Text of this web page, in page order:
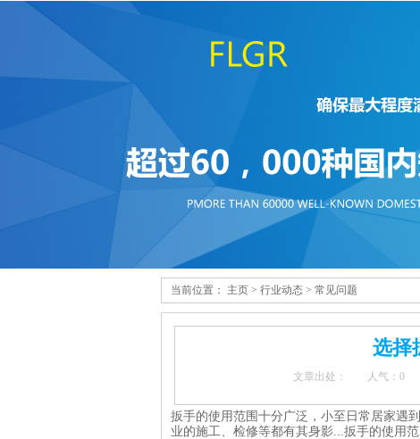
当前位置： 主页> 行业动态> 常见问题
选择
文章出处： 人气： 0
扳手的使用范围十分广泛，小至日常居家遇
业的施工、检修等都有其身影...扳手的使用